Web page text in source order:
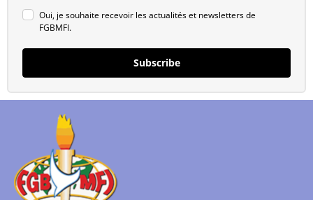
Oui, je souhaite recevoir les actualités et newsletters de
FGBMFI.
Subscribe